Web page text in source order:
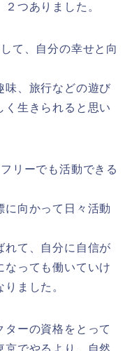
つありました。
て、自分の幸せと向
味、旅行などの遊び
く生きられると思い
リーでも活動できる
に向かって日々活動
れて、自分に自信が
なっても働いていけ
ました。
ターの資格をとって